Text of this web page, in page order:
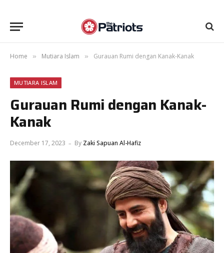
Home » Mutiara Islam » Gurauan Rumi dengan Kanak-Kanak
MUTIARA ISLAM
Gurauan Rumi dengan Kanak-
Kanak
December 17, 2023 By Zaki Sapuan Al-Hafiz